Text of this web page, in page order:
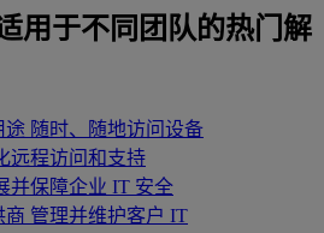
用于不同团队的热门解
途 随时、随地访问设备
远程访问和支持
并保障企业 IT 安全
商 管理并维护客户 IT